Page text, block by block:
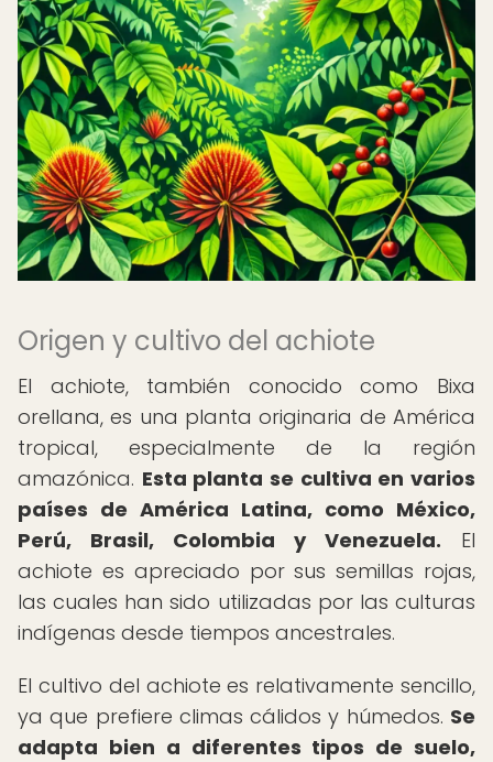
Origen y cultivo del achiote
El achiote, también conocido como Bixa
orellana, es una planta originaria de América
tropical, especialmente de la región
amazónica. Esta planta se cultiva en varios
países de América Latina, como México,
Perú, Brasil, Colombia y Venezuela. El
achiote es apreciado por sus semillas rojas,
las cuales han sido utilizadas por las culturas
indígenas desde tiempos ancestrales.
El cultivo del achiote es relativamente sencillo,
ya que prefiere climas cálidos y húmedos. Se
adapta bien a diferentes tipos de suelo,